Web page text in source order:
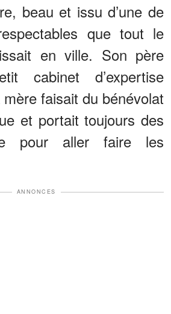
beau et issu d’une de
que tout le
en ville. Son père
cabinet d’expertise
faisait du bénévolat
et portait toujours des
pour aller faire les
ANNONCES